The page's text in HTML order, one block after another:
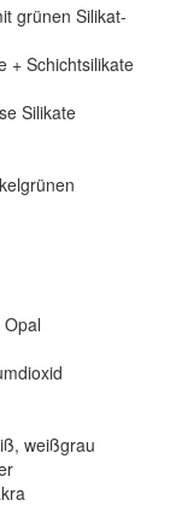
grünen Silikat-
+ Schichtsilikate
Silikate
weißgrau